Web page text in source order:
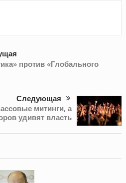
против «Глобального
Следующая
митинги, а
удивят власть